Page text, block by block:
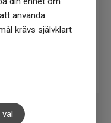
använda
krävs självklart
val